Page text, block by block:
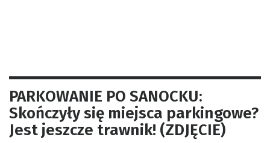
PARKOWANIE PO SANOCKU:
Skończyły się miejsca parkingowe?
Jest jeszcze trawnik! (ZDJĘCIE)